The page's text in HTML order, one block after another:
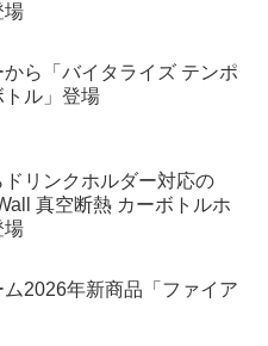
場
から「バイタライズ テンポ
ル」登場
ドリンクホルダー対応の
真空断熱 カーボトルホ
場
2026年新商品「ファイア